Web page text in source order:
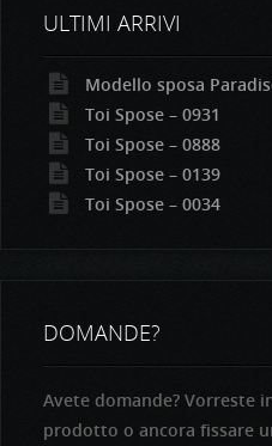
ULTIMI ARRIVI
Modello sposa
Toi Spose – 0931
Toi Spose – 0888
Toi Spose – 0139
Toi Spose – 0034
DOMANDE?
Avete domande? Vorreste
prodotto o ancora fissare